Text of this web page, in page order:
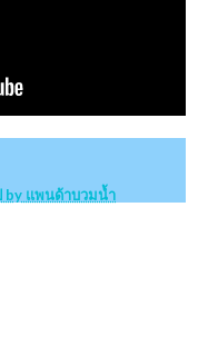
by แพนด้าบวมน้ำ